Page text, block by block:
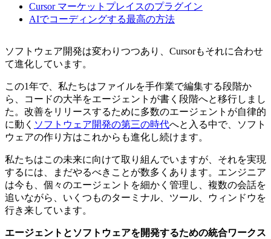
Cursor マーケットプレイスのプラグイン
AIでコーディングする最高の方法
ソフトウェア開発は変わりつつあり、Cursorもそれに合わせ
て進化しています。
この1年で、私たちはファイルを手作業で編集する段階か
ら、コードの大半をエージェントが書く段階へと移行しまし
た。改善をリリースするために多数のエージェントが自律的
に動く ソフトウェア開発の第三の時代へと入る中で、ソフト
ウェアの作り方はこれからも進化し続けます。
私たちはこの未来に向けて取り組んでいますが、それを実現
するには、まだやるべきことが数多くあります。エンジニア
は今も、個々のエージェントを細かく管理し、複数の会話を
追いながら、いくつものターミナル、ツール、ウィンドウを
行き来しています。
エージェントとソフトウェアを開発するための統合ワークス